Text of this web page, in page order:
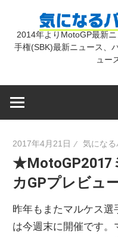
2014年よりMotoGP最新
手権(SBK)最新ニュース、
ュー
2017年4月21日 気にな
カGPプレビュ
昨年もまたマルケス
は今週末に開催です。